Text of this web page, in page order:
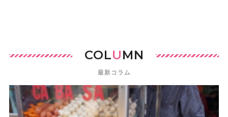
COLUMN
最新コラム